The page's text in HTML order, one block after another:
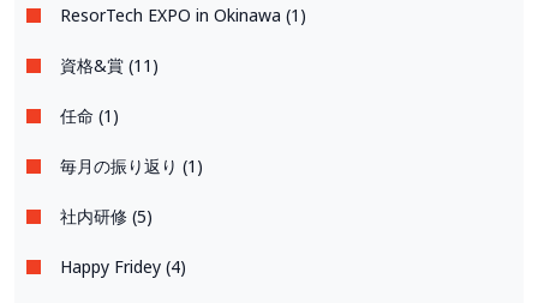
ResorTech EXPO in Okinawa (1)
資格&賞 (11)
任命 (1)
毎月の振り返り (1)
社内研修 (5)
Happy Fridey (4)